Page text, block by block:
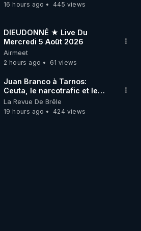
16 hours ago
445 views
DIEUDONNÉ ★ Live Du
Mercredi 5 Août 2026
Airmeet
2 hours ago
61 views
Juan Branco à Tarnos:
Ceuta, le narcotrafic et le
pouvoir en France
La Revue De Brêle
19 hours ago
424 views